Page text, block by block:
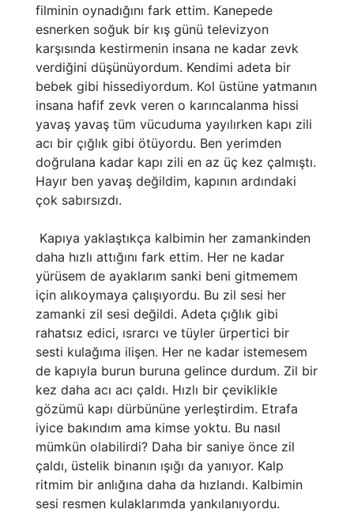
filminin oynadığını fark ettim. Kanepede
esnerken soğuk bir kış günü televizyon
karşısında kestirmenin insana ne kadar zevk
verdiğini düşünüyordum. Kendimi adeta bir
bebek gibi hissediyordum. Kol üstüne yatmanın
insana hafif zevk veren o karıncalanma hissi
yavaş yavaş tüm vücuduma yayılırken kapı zili
acı bir çığlık gibi ötüyordu. Ben yerimden
doğrulana kadar kapı zili en az üç kez çalmıştı.
Hayır ben yavaş değildim, kapının ardındaki
çok sabırsızdı.
Kapıya yaklaştıkça kalbimin her zamankinden
daha hızlı attığını fark ettim. Her ne kadar
yürüsem de ayaklarım sanki beni gitmemem
için alıkoymaya çalışıyordu. Bu zil sesi her
zamanki zil sesi değildi. Adeta çığlık gibi
rahatsız edici, ısrarcı ve tüyler ürpertici bir
sesti kulağıma ilişen. Her ne kadar istemesem
de kapıyla burun buruna gelince durdum. Zil bir
kez daha acı acı çaldı. Hızlı bir çeviklikle
gözümü kapı dürbününe yerleştirdim. Etrafa
iyice bakındım ama kimse yoktu. Bu nasıl
mümkün olabilirdi? Daha bir saniye önce zil
çaldı, üstelik binanın ışığı da yanıyor. Kalp
ritmim bir anlığına daha da hızlandı. Kalbimin
sesi resmen kulaklarımda yankılanıyordu.